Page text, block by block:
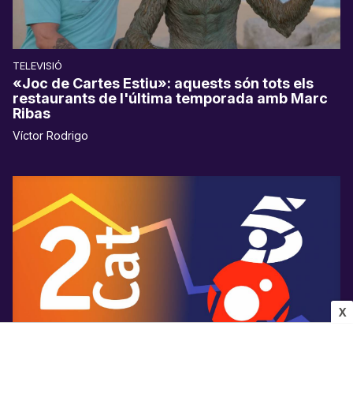
X
TELEVISIÓ
«Joc de Cartes Estiu»: aquests són tots els
restaurants de l'última temporada amb Marc
Ribas
Víctor Rodrigo